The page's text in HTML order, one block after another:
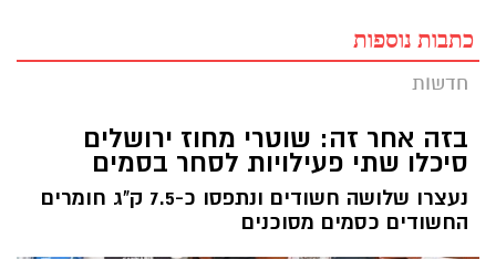
כתבות נוספות
חדשות
בזה אחר זה: שוטרי מחוז ירושלים
סיכלו שתי פעילויות לסחר בסמים
נעצרו שלושה חשודים ונתפסו כ-7.5 ק"ג חומרים
החשודים כסמים מסוכנים